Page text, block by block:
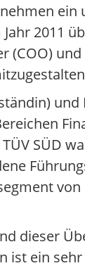
2011
(COO)
SÜD
von
dieser
ist ein